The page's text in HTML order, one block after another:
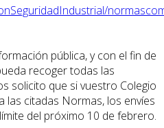
pública, y con el fin de
recoger todas las
solicito que si vuestro Colegio
las citadas Normas, los envíes
del próximo 10 de febrero.